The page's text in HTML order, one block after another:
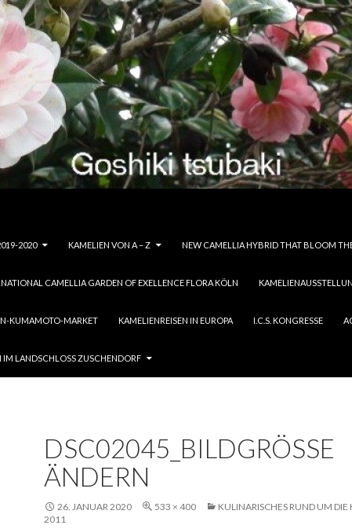
2020 KAMELIEN VON A – Z NEW CAMELLIA HYBRID THAT BLOOM
CAMELLIA GARDEN OF EXELLENCE FLORA KÖLN
KUMAMOTO-MARKET KAMELIENREISEN IN EUROPA I.C.S. KONGRESSE
IM LANDSCHLOSS ZUSCHENDORF
DSC02045_BILDGRÖSSE Ä
NDERN
26. JANUAR 2020 533 × 400
KULINARISCHES RUND UM DIE
2011